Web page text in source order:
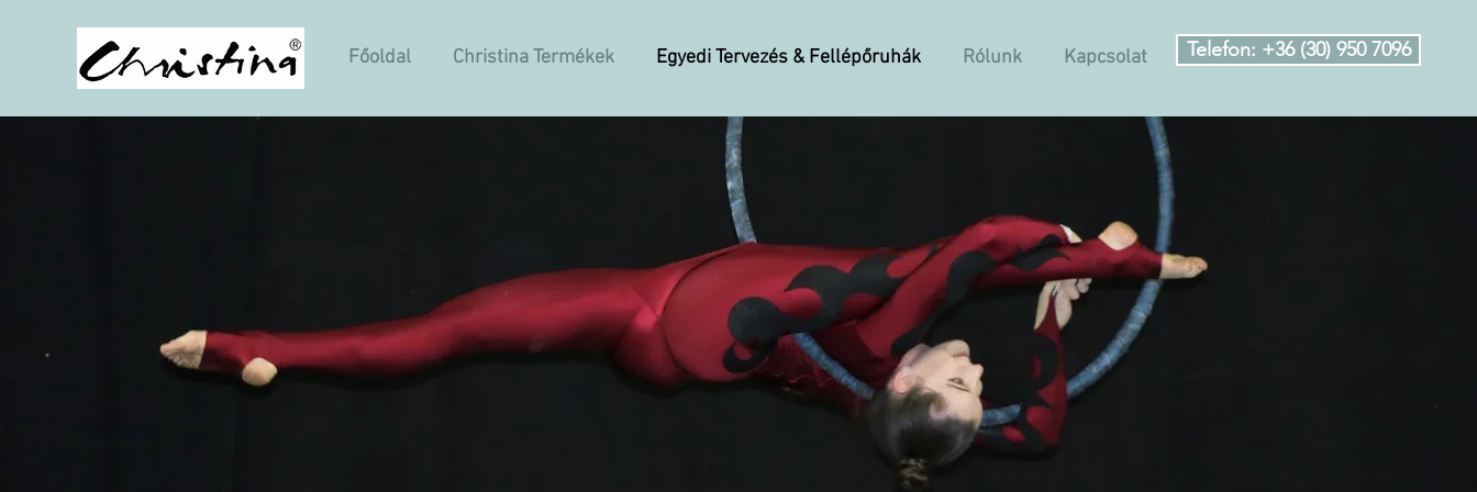
Főoldal Christina Termékek Egyedi Tervezés & Fellépőruhák Rólunk Kapcsolat Telefon: +36 (30) 950 7096